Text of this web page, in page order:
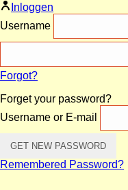
Inloggen
Username
Forgot?
Forget your password?
Username or E-mail
Remembered Password?